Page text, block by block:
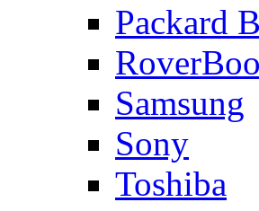
Packard
Samsung
Sony
Toshiba